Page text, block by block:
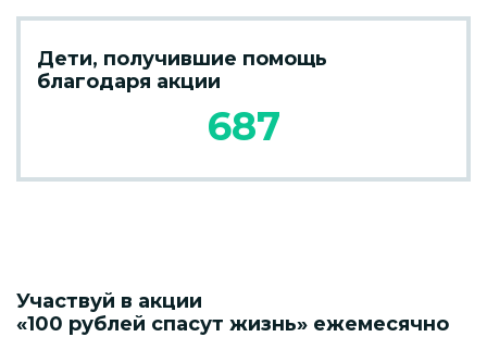
Дети, получившие помощь
благодаря акции
687
Участвуй в акции
«100 рублей спасут жизнь» ежемесячно